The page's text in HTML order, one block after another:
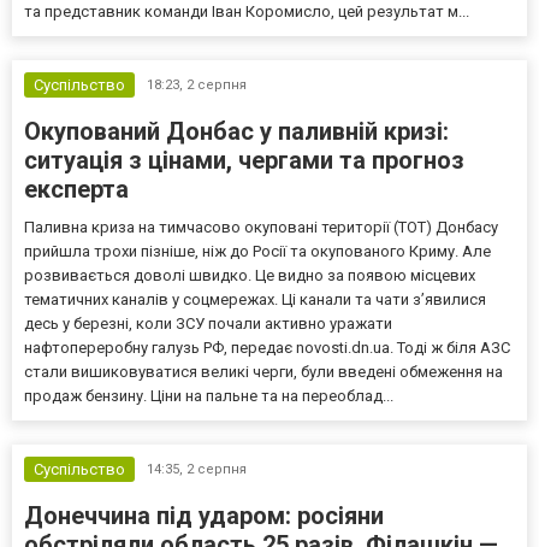
та представник команди Іван Коромисло, цей результат м...
Суспільство 18:23, 2 серпня
Окупований Донбас у паливній кризі:
ситуація з цінами, чергами та прогноз
експерта
Паливна криза на тимчасово окуповані території (ТОТ) Донбасу
прийшла трохи пізніше, ніж до Росії та окупованого Криму. Але
розвивається доволі швидко. Це видно за появою місцевих
тематичних каналів у соцмережах. Ці канали та чати з’явилися
десь у березні, коли ЗСУ почали активно уражати
нафтопереробну галузь РФ, передає novosti.dn.ua. Тоді ж біля АЗС
стали вишиковуватися великі черги, були введені обмеження на
продаж бензину. Ціни на пальне та на переоблад...
Суспільство 14:35, 2 серпня
Донеччина під ударом: росіяни